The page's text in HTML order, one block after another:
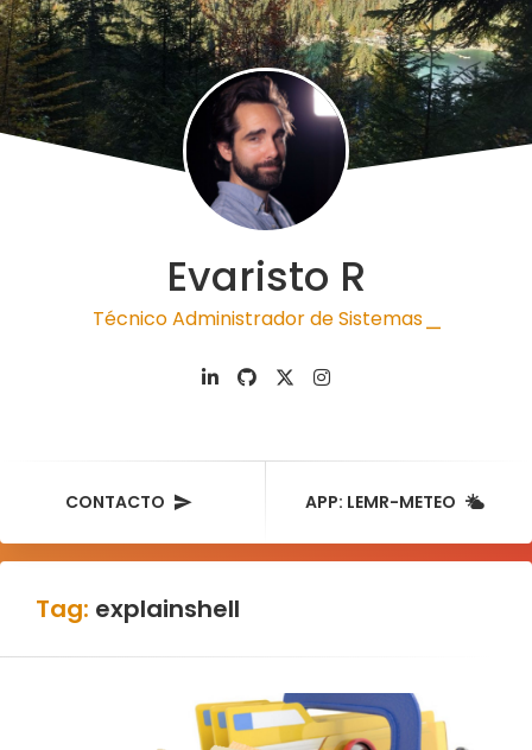
Evaristo R
Técnico Administrador de Sistemas |
CONTACTO APP: LEMR-METEO
Tag: explainshell